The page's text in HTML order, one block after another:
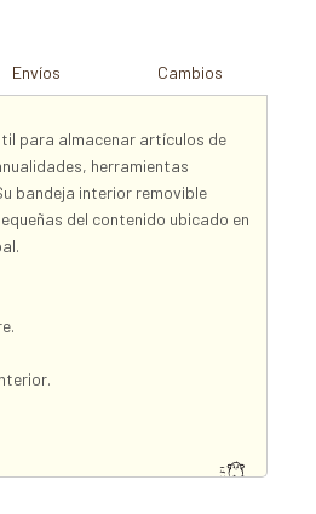
Envíos Cambios
para almacenar artículos de
herramientas
bandeja interior removible
del contenido ubicado en